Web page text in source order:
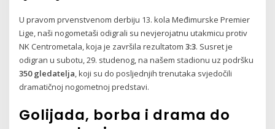
U pravom prvenstvenom derbiju 13. kola Međimurske Premier
Lige, naši nogometaši odigrali su nevjerojatnu utakmicu protiv
NK Centrometala, koja je završila rezultatom3:3. Susret je
odigran u subotu, 29. studenog, na našem stadionu uz podršku
350 gledatelja, koji su do posljednjih trenutaka svjedočili
dramatičnoj nogometnoj predstavi.
Golijada, borba i drama do